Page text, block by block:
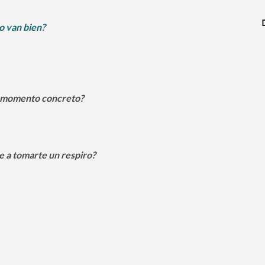
van bien?
concreto?
a tomarte un respiro?